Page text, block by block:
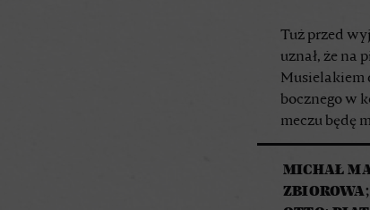
Tuż przed
uznał, że na
Musielakiem
bocznego w
meczu będę
MICHAŁ